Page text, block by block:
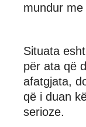
mundur
Situata
për ata që
afatgjata,
që i duan
serioze.